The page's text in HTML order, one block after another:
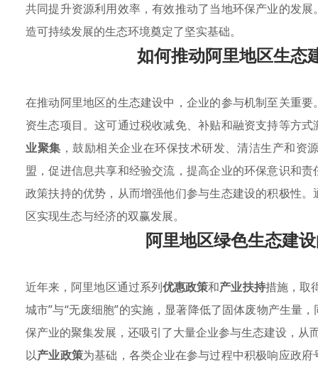
共同提升资源利用效率，有效推动了当地环保产业的发
造可持续发展的生态环境奠定了坚实基础。
如何推动阿里地区生态
在推动阿里地区的生态建设中，企业的参与机制至关重
资生态项目。这可通过税收减免、补贴和融资支持等方
业聚集 ，鼓励相关企业在环保技术研发、清洁生产和
盟，促进信息共享和经验交流，提高企业的环保意识和
政策扶持的优势，从而增强他们参与生态建设的积极性
区实现生态与经济的双赢发展。
阿里地区绿色生态建
近年来，阿里地区通过系列优惠政策和产业扶持措施，取
城市”与“无废细胞”的实施，显著降低了固体废物产生量
保产业的聚集发展，还吸引了大量企业参与生态建设，从
以产业政策为基础，各类企业在参与过程中积极响应政